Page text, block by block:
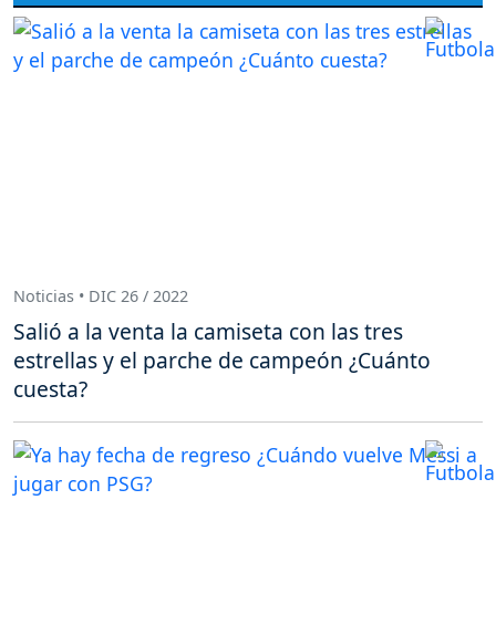
Noticias • DIC 26 / 2022
Salió a la venta la camiseta con las tres
estrellas y el parche de campeón ¿Cuánto
cuesta?